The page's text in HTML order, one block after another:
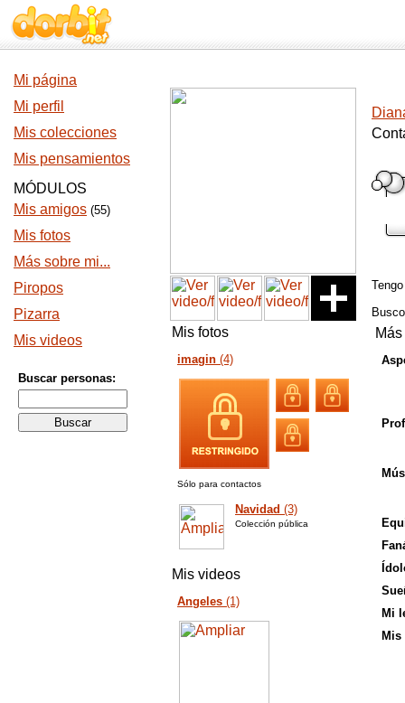
Mi página
Mi perfil
Mis colecciones
Mis pensamientos
MÓDULOS
Mis amigos (55)
Mis fotos
Más sobre mi...
Piropos
Pizarra
Mis videos
Buscar personas:
Mis fotos
imagin (4)
Sólo para contactos
Navidad (3)
Colección pública
Mis videos
Angeles (1)
Mi